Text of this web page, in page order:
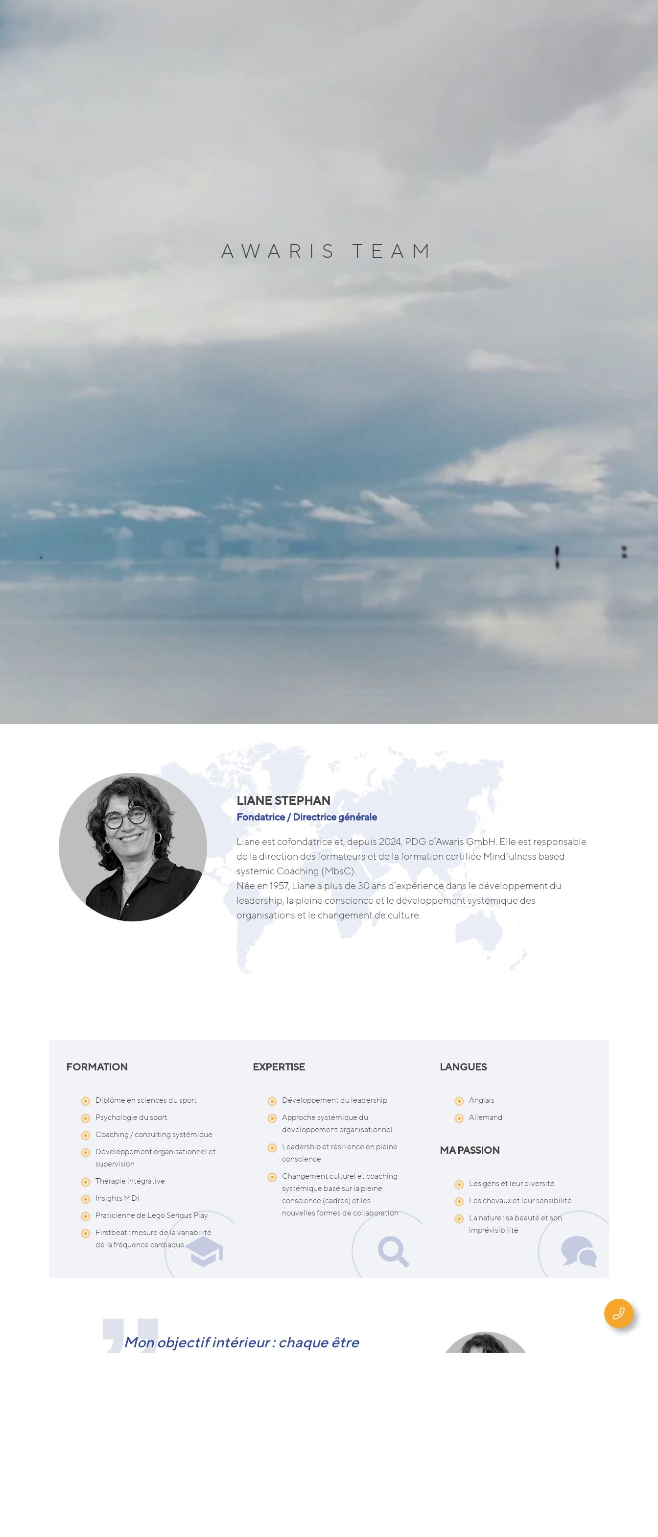
AWARIS TEAM
LIANE STEPHAN
Fondatrice / Directrice générale
Liane est cofondatrice et, depuis 2024, PDG d’Awaris GmbH. Elle est responsable
de la direction des formateurs et de la formation certifiée Mindfulness based
systemic Coaching (MbsC).
Née en 1957, Liane a plus de 30 ans d’expérience dans le développement du
leadership, la pleine conscience et le développement systémique des
organisations et le changement de culture.
FORMATION
Diplôme en sciences du sport
Psychologie du sport
Coaching / consulting systémique
Développement organisationnel et
supervision
Thérapie intégrative
Insights MDI
Praticienne de Lego Serious Play
Firstbeat : mesure de la variabilité
de la fréquence cardiaque
EXPERTISE
Développement du leadership
Approche systémique du
développement organisationnel
Leadership et résilience en pleine
conscience
Changement culturel et coaching
systémique basé sur la pleine
conscience (cadres) et les
nouvelles formes de collaboration
LANGUES
Anglais
Allemand
MA PASSION
Les gens et leur diversité
Les chevaux et leur sensibilité
La nature : sa beauté et son
imprévisibilité
Mon objectif intérieur : chaque être